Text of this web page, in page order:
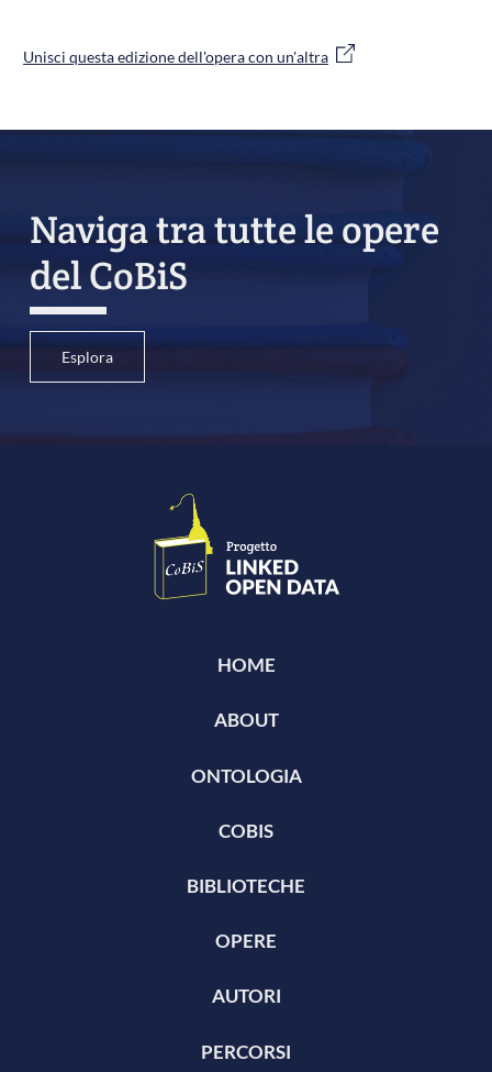
Unisci questa edizione dell'opera con un'altra
Naviga tra tutte le opere
del CoBiS
Esplora
HOME
ABOUT
ONTOLOGIA
COBIS
BIBLIOTECHE
OPERE
AUTORI
PERCORSI